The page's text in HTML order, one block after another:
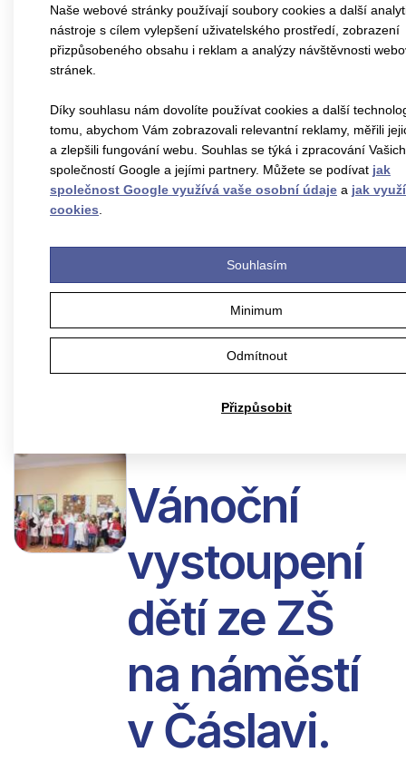
Naše webové stránky používají soubory cookies a další
nástroje s cílem vylepšení uživatelského prostředí, zobrazení
přizpůsobeného obsahu i reklam a analýzy návštěvnosti
stránek.
Díky souhlasu nám dovolíte používat cookies a další
tomu, abychom Vám zobrazovali relevantní reklamy, měřili
a zlepšili fungování webu. Souhlas se týká i zpracování
společností Google a jejími partnery. Můžete se podívat jak
společnost Google využívá vaše osobní údaje a jak
cookies
Souhlasím
Minimum
Odmítnout
Přizpůsobit
Masarykově
ulici v
Čáslavi
Více
Vánoční
vystoupení
dětí ze ZŠ
na náměstí
v Čáslavi.